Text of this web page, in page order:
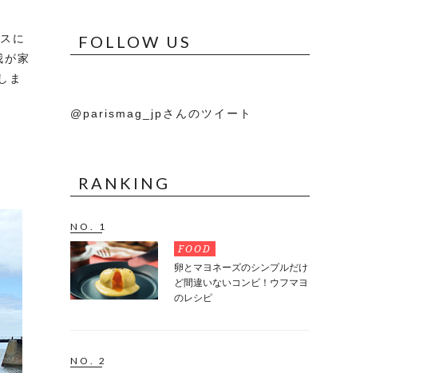
に
が家
ま
FOLLOW US
@parismag_jpさんのツイート
RANKING
NO. 1
FOOD
卵とマヨネーズのシンプルだけ
ど間違いないコンビ！ウフマヨ
のレシピ
NO. 2